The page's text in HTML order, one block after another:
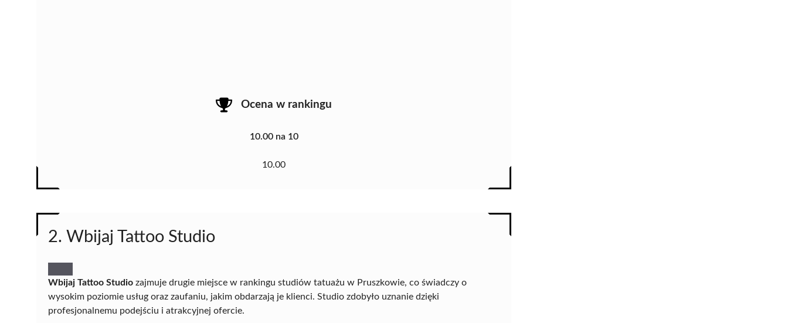
Ocena w rankingu
10.00 na 10
10.00
2. Wbijaj Tattoo Studio
Wbijaj Tattoo Studio zajmuje drugie miejsce w rankingu studiów tatuażu w Pruszkowie, co świadczy o
wysokim poziomie usług oraz zaufaniu, jakim obdarzają je klienci. Studio zdobyło uznanie dzięki
profesjonalnemu podejściu i atrakcyjnej ofercie.